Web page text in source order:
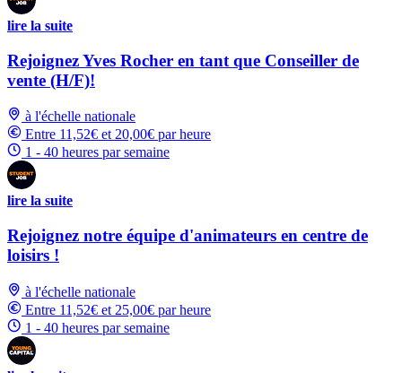
lire la suite
Rejoignez Yves Rocher en tant que Conseiller de
vente (H/F)!
à l'échelle nationale
Entre 11,52€ et 20,00€ par heure
1 - 40 heures par semaine
lire la suite
Rejoignez notre équipe d'animateurs en centre de
loisirs !
à l'échelle nationale
Entre 11,52€ et 25,00€ par heure
1 - 40 heures par semaine